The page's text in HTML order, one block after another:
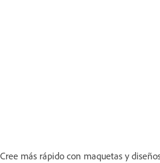
Cree más rápido con maquetas y